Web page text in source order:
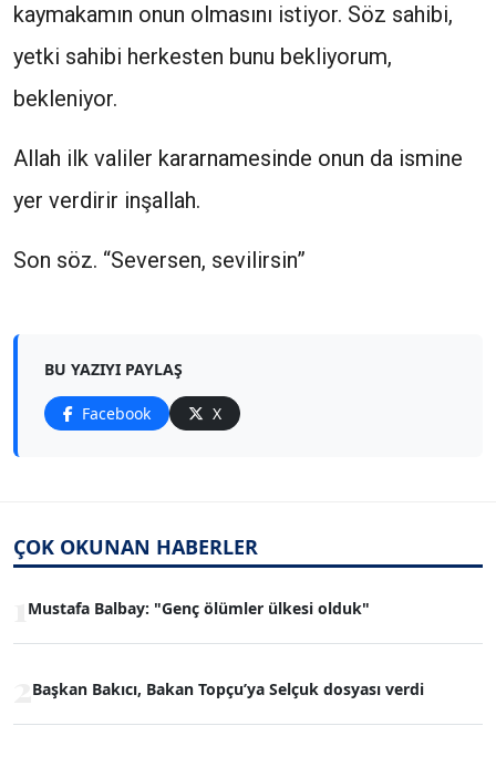
kaymakamın onun olmasını istiyor. Söz sahibi,
yetki sahibi herkesten bunu bekliyorum,
bekleniyor.
Allah ilk valiler kararnamesinde onun da ismine
yer verdirir inşallah.
Son söz. “Seversen, sevilirsin”
BU YAZIYI PAYLAŞ
Facebook X
ÇOK OKUNAN HABERLER
Mustafa Balbay: "Genç ölümler ülkesi olduk"
Başkan Bakıcı, Bakan Topçu’ya Selçuk dosyası verdi